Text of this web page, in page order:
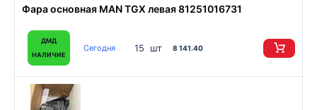
Фара основная MAN TGX левая 81251016731
ДМД
НАЛИЧИЕ
Сегодня 15 шт 8 141.40